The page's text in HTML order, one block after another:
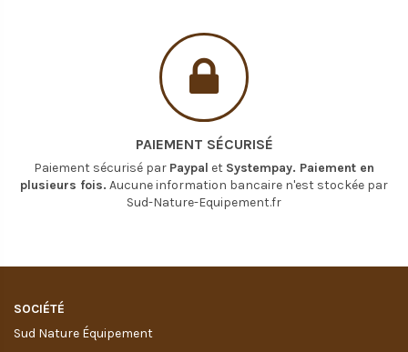
PAIEMENT SÉCURISÉ
Paiement sécurisé par Paypal et Systempay. Paiement en
plusieurs fois. Aucune information bancaire n'est stockée par
Sud-Nature-Equipement.fr
SOCIÉTÉ
Sud Nature Équipement